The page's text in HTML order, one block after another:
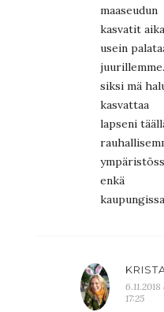
maaseudun
kasvatit aika
usein
siksi mä
kasvattaa
lapseni
enkä
17:25